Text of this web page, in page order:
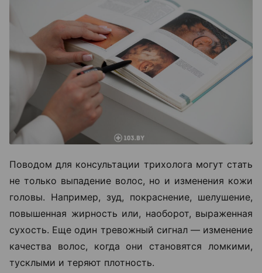
Поводом для консультации трихолога могут стать
не только выпадение волос, но и изменения кожи
головы. Например, зуд, покраснение, шелушение,
повышенная жирность или, наоборот, выраженная
сухость. Еще один тревожный сигнал — изменение
качества волос, когда они становятся ломкими,
тусклыми и теряют плотность.